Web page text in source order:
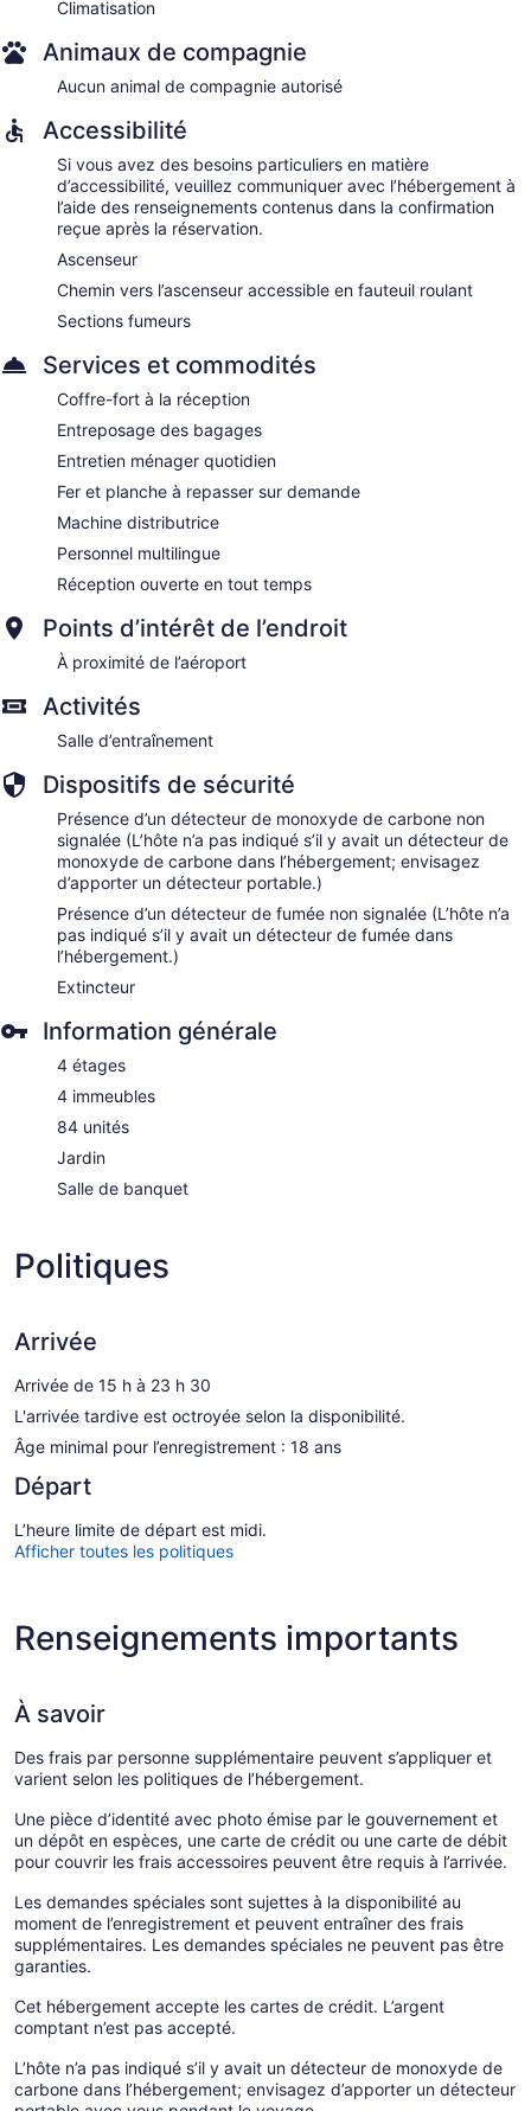
Climatisation
Animaux de compagnie
Aucun animal de compagnie autorisé
Accessibilité
Si vous avez des besoins particuliers en matière
d’accessibilité, veuillez communiquer avec l’hébergement à
l’aide des renseignements contenus dans la confirmation
reçue après la réservation.
Ascenseur
Chemin vers l’ascenseur accessible en fauteuil roulant
Sections fumeurs
Services et commodités
Coffre-fort à la réception
Entreposage des bagages
Entretien ménager quotidien
Fer et planche à repasser sur demande
Machine distributrice
Personnel multilingue
Réception ouverte en tout temps
Points d’intérêt de l’endroit
À proximité de l’aéroport
Activités
Salle d’entraînement
Dispositifs de sécurité
Présence d’un détecteur de monoxyde de carbone non
signalée (L’hôte n’a pas indiqué s’il y avait un détecteur de
monoxyde de carbone dans l’hébergement; envisagez
d’apporter un détecteur portable.)
Présence d’un détecteur de fumée non signalée (L’hôte n’a
pas indiqué s’il y avait un détecteur de fumée dans
l’hébergement.)
Extincteur
Information générale
4 étages
4 immeubles
84 unités
Jardin
Salle de banquet
Politiques
Arrivée
Arrivée de 15 h à 23 h 30
L'arrivée tardive est octroyée selon la disponibilité.
Âge minimal pour l’enregistrement : 18 ans
Départ
L’heure limite de départ est midi.
Afficher toutes les politiques
Renseignements importants
À savoir
Des frais par personne supplémentaire peuvent s’appliquer et
varient selon les politiques de l’hébergement.
Une pièce d’identité avec photo émise par le gouvernement et
un dépôt en espèces, une carte de crédit ou une carte de débit
pour couvrir les frais accessoires peuvent être requis à l’arrivée.
Les demandes spéciales sont sujettes à la disponibilité au
moment de l’enregistrement et peuvent entraîner des frais
supplémentaires. Les demandes spéciales ne peuvent pas être
garanties.
Cet hébergement accepte les cartes de crédit. L’argent
comptant n’est pas accepté.
L’hôte n’a pas indiqué s’il y avait un détecteur de monoxyde de
carbone dans l’hébergement; envisagez d’apporter un détecteur